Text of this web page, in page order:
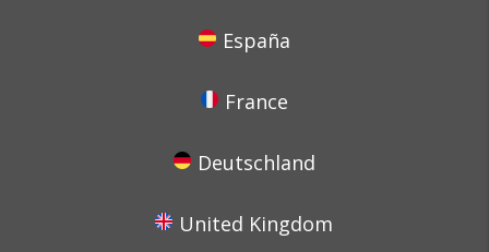
España
France
Deutschland
United Kingdom